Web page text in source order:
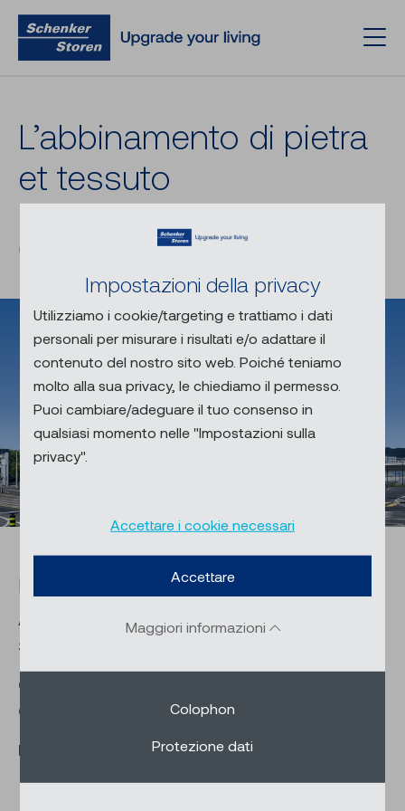
Impostazioni della privacy
Utilizziamo i cookie/targeting e trattiamo i dati
personali per misurare i risultati e/o adattare il
contenuto del nostro sito web. Poiché teniamo
molto alla sua privacy, le chiediamo il permesso.
Puoi cambiare/adeguare il tuo consenso in
qualsiasi momento nelle "Impostazioni sulla
privacy".
Accettare i cookie necessari
Accettare
Maggiori informazioni
Colophon
Protezione dati
L’ab­bi­na­men­to di pie­tra
et tes­su­to
Le tende in tessuto sono un
elemento decorativo estetico
Dati e cifre
Anno di costruzione: 2017 – 2022; Schenker
Storen partecipa dal 2019
Committente: Dipartimento costruzioni del
Cantone di Zurigo
Regione: Città di Zurigo